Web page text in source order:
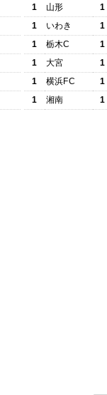
1
山形
1
1
いわき
1
1
栃木C
1
1
大宮
1
1
横浜FC
1
1
湘南 1